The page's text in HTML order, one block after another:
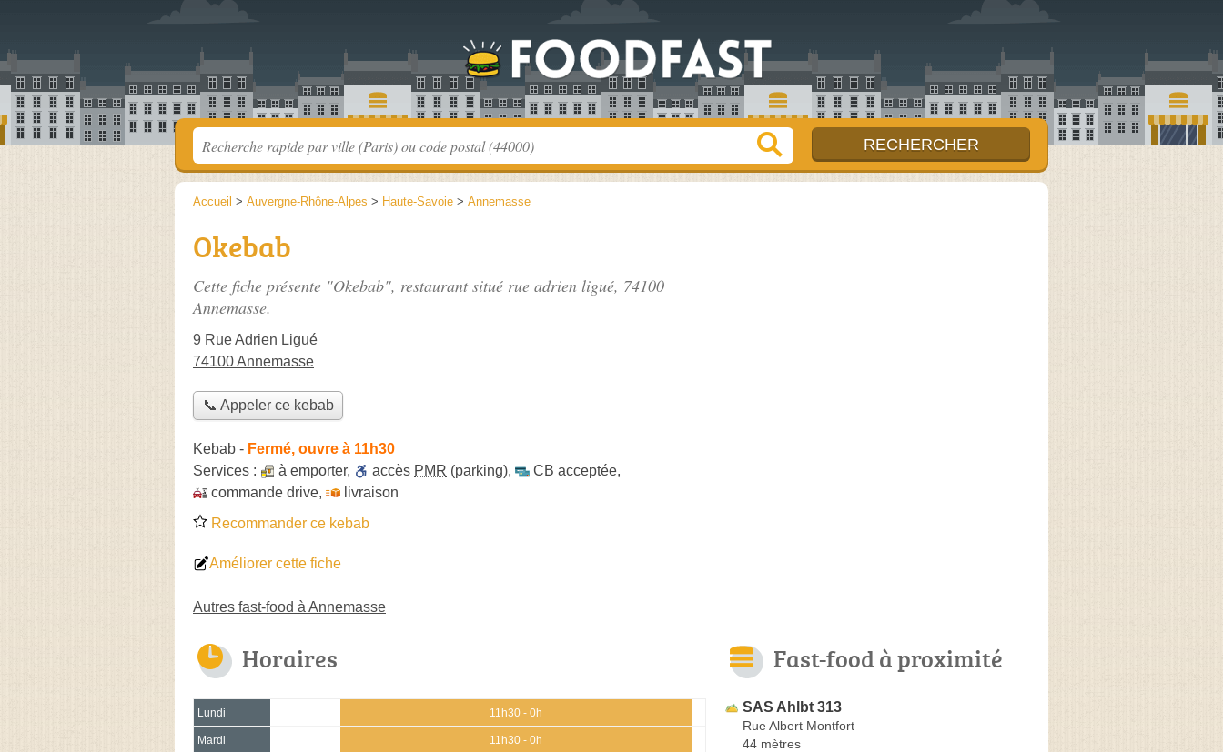
Accueil > Auvergne-Rhône-Alpes > Haute-Savoie > Annemasse
Okebab
Cette fiche présente "Okebab", restaurant situé rue adrien ligué, 74100
Annemasse.
9 Rue Adrien Ligué
74100 Annemasse
📞 Appeler ce kebab
Kebab - Fermé, ouvre à 11h30
Services :
à emporter, accès PMR (parking), CB acceptée,
commande drive,
livraison
Recommander ce kebab
Améliorer cette fiche
Autres fast-food à Annemasse
Horaires
Lundi 11h30 - 0h
Mardi 11h30 - 0h
Fast-food à proximité
SAS Ahlbt 313
Rue Albert Montfort
44 mètres